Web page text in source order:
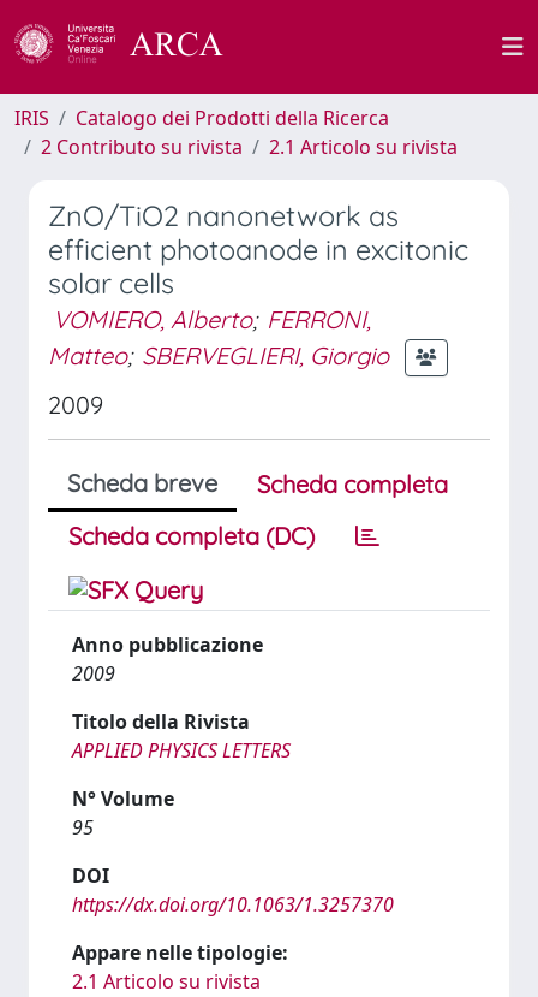
IRIS
Catalogo dei Prodotti della Ricerca
2 Contributo su rivista
2.1 Articolo su rivista
ZnO/TiO2 nanonetwork as
efficient photoanode in excitonic
solar cells
VOMIERO, Alberto; FERRONI,
Matteo; SBERVEGLIERI, Giorgio
2009
Scheda breve
Scheda completa
Scheda completa (DC)
Anno pubblicazione
2009
Titolo della Rivista
APPLIED PHYSICS LETTERS
N° Volume
95
DOI
https://dx.doi.org/10.1063/1.3257370
Appare nelle tipologie:
2.1 Articolo su rivista